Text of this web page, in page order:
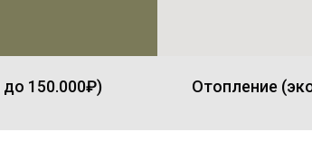
150.000₽) Отопление